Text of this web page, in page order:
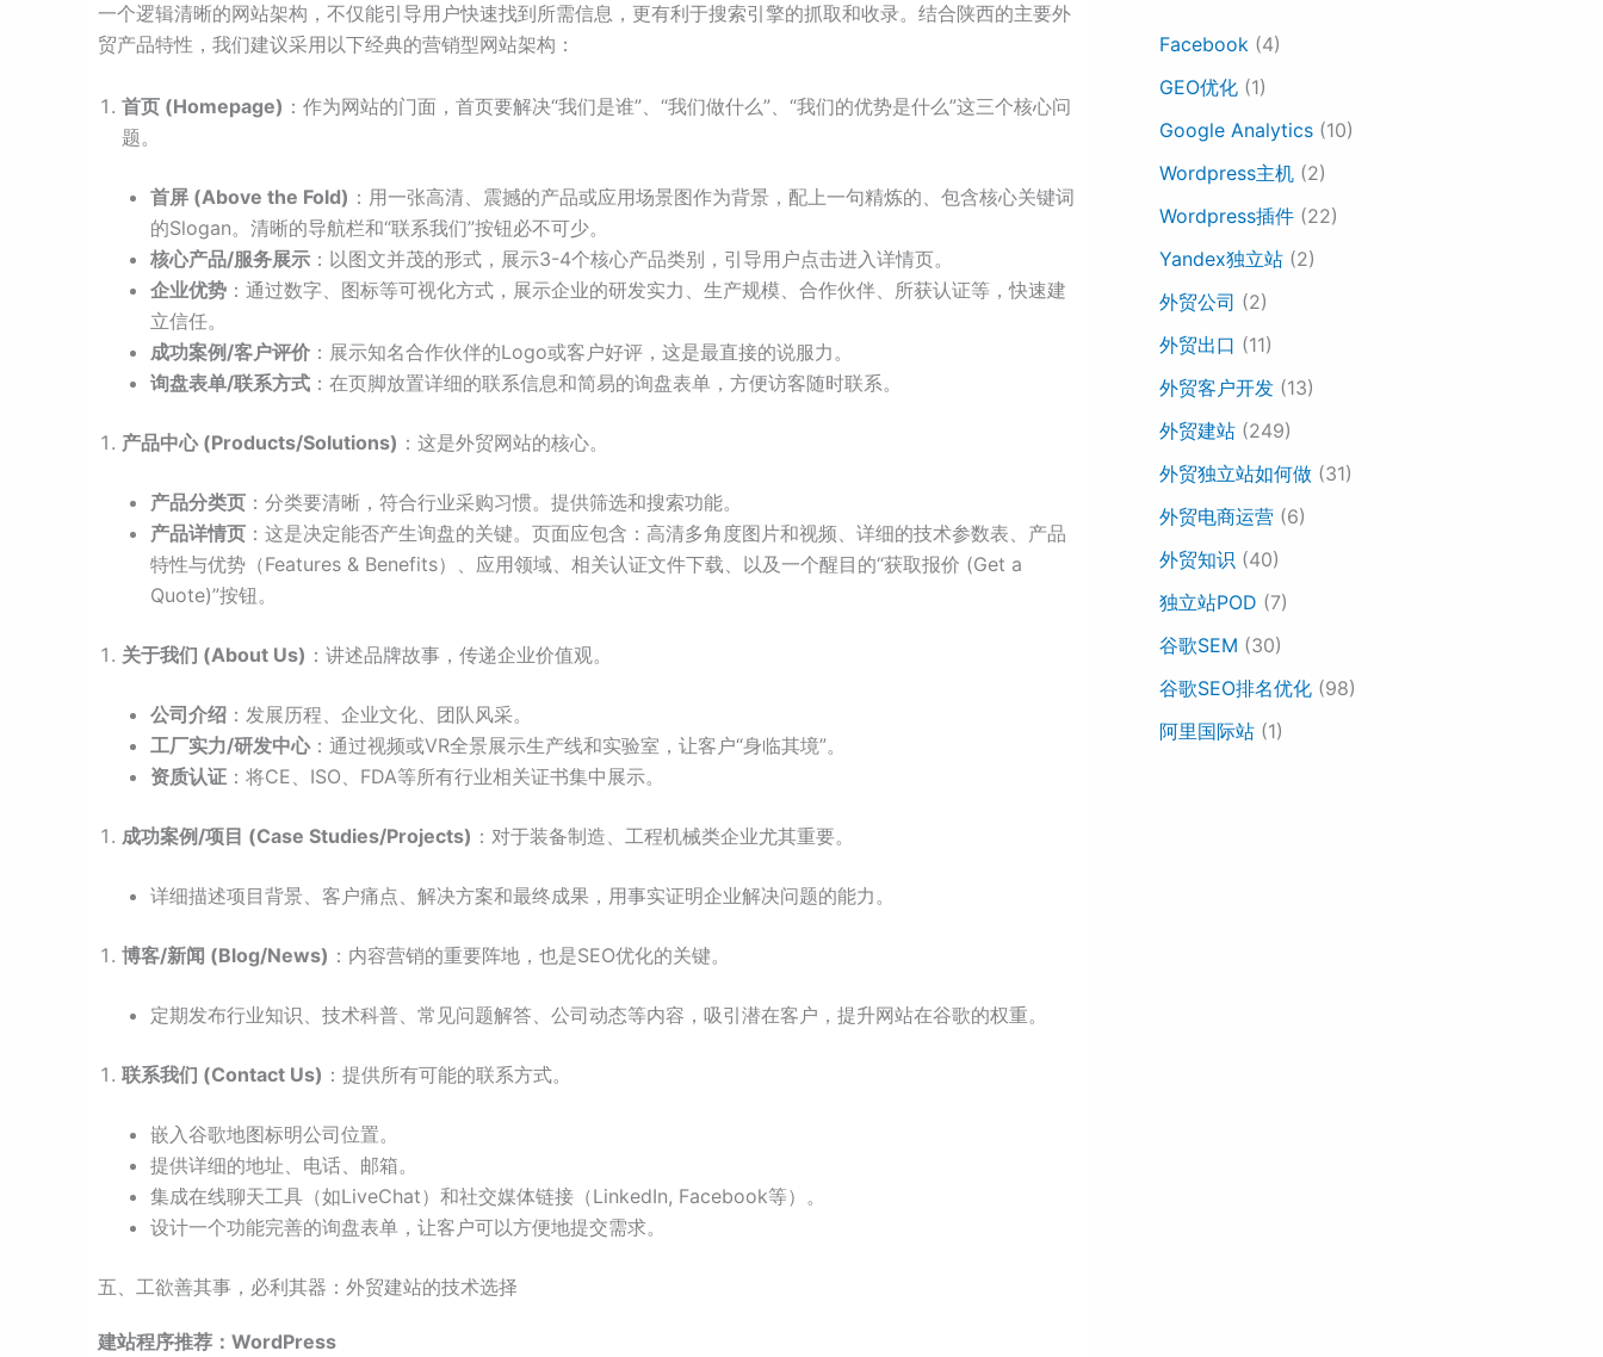
一个逻辑清晰的网站架构，不仅能引导用户快速找到所需信息，更有利于搜索引擎的抓取和收录。结合陕西的主要外
贸产品特性，我们建议采用以下经典的营销型网站架构：
首页 (Homepage) ：作为网站的门面，首页要解决“我们是谁”、“我们做什么”、“我们的优势是什么”这三个核心问
题。
首屏 (Above the Fold) ：用一张高清、震撼的产品或应用场景图作为背景，配上一句精炼的、包含核心关键词
的Slogan。清晰的导航栏和“联系我们”按钮必不可少。
核心产品/服务展示 ：以图文并茂的形式，展示3-4个核心产品类别，引导用户点击进入详情页。
企业优势 ：通过数字、图标等可视化方式，展示企业的研发实力、生产规模、合作伙伴、所获认证等，快速建
立信任。
成功案例/客户评价 ：展示知名合作伙伴的Logo或客户好评，这是最直接的说服力。
询盘表单/联系方式 ：在页脚放置详细的联系信息和简易的询盘表单，方便访客随时联系。
产品中心 (Products/Solutions) ：这是外贸网站的核心。
产品分类页 ：分类要清晰，符合行业采购习惯。提供筛选和搜索功能。
产品详情页 ：这是决定能否产生询盘的关键。页面应包含：高清多角度图片和视频、详细的技术参数表、产品
特性与优势（Features & Benefits）、应用领域、相关认证文件下载、以及一个醒目的“获取报价 (Get a
Quote)”按钮。
关于我们 (About Us) ：讲述品牌故事，传递企业价值观。
公司介绍 ：发展历程、企业文化、团队风采。
工厂实力/研发中心：通过视频或VR全景展示生产线和实验室，让客户“身临其境”。
资质认证 ：将CE、ISO、FDA等所有行业相关证书集中展示。
成功案例/项目 (Case Studies/Projects) ：对于装备制造、工程机械类企业尤其重要。
详细描述项目背景、客户痛点、解决方案和最终成果，用事实证明企业解决问题的能力。
博客/新闻 (Blog/News) ：内容营销的重要阵地，也是SEO优化的关键。
定期发布行业知识、技术科普、常见问题解答、公司动态等内容，吸引潜在客户，提升网站在谷歌的权重。
联系我们 (Contact Us) ：提供所有可能的联系方式。
嵌入谷歌地图标明公司位置。
提供详细的地址、电话、邮箱。
集成在线聊天工具（如LiveChat）和社交媒体链接（LinkedIn, Facebook等）。
设计一个功能完善的询盘表单，让客户可以方便地提交需求。
五、工欲善其事，必利其器：外贸建站的技术选择
建站程序推荐：WordPress
Facebook (4)
GEO优化 (1)
Google Analytics (10)
Wordpress主机 (2)
Wordpress插件 (22)
Yandex独立站 (2)
外贸公司 (2)
外贸出口 (11)
外贸客户开发 (13)
外贸建站 (249)
外贸独立站如何做 (31)
外贸电商运营 (6)
外贸知识 (40)
独立站POD (7)
谷歌SEM (30)
谷歌SEO排名优化 (98)
阿里国际站 (1)